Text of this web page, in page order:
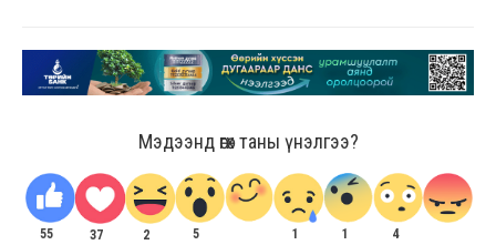
Мэдээнд өгөх таны үнэлгээ?
55 37 2 5 1 1 4